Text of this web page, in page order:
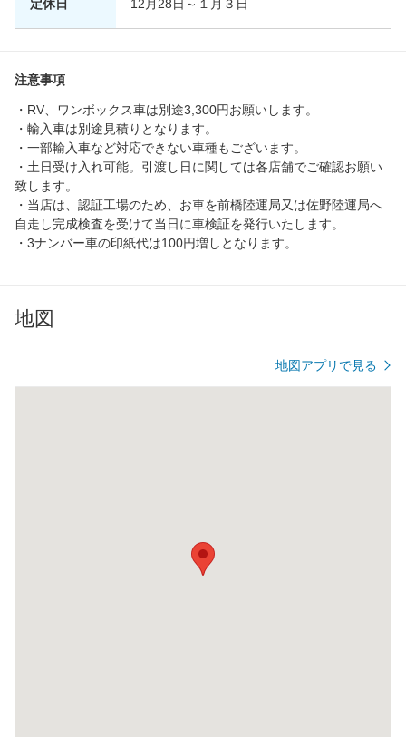
定休日 12月28日～１月３日
注意事項
・RV、ワンボックス車は別途3,300円お願いします。
・輸入車は別途見積りとなります。
・一部輸入車など対応できない車種もございます。
・土日受け入れ可能。引渡し日に関しては各店舗でご確認お願い
致します。
・当店は、認証工場のため、お車を前橋陸運局又は佐野陸運局へ
自走し完成検査を受けて当日に車検証を発行いたします。
・3ナンバー車の印紙代は100円増しとなります。
地図
地図アプリで見る